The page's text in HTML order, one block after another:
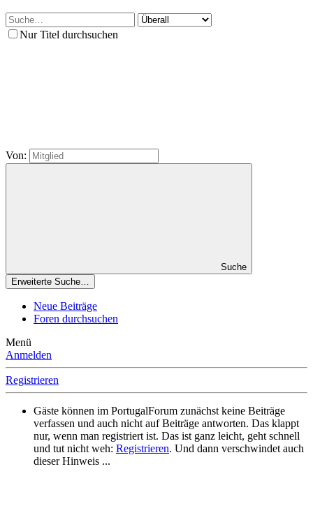
Nur Titel durchsuchen
Von:
Suche
Erweiterte Suche…
Neue Beiträge
Foren durchsuchen
Menü
Anmelden
Registrieren
Gäste können im PortugalForum zunächst keine Beiträge
verfassen und auch nicht auf Beiträge antworten. Das klappt
nur, wenn man registriert ist. Das ist ganz leicht, geht schnell
und tut nicht weh: Registrieren. Und dann verschwindet auch
dieser Hinweis ...